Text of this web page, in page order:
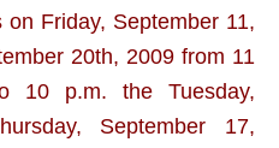
on Friday, September 11,
20th, 2009 from 11
10 p.m. the Tuesday,
September 17,